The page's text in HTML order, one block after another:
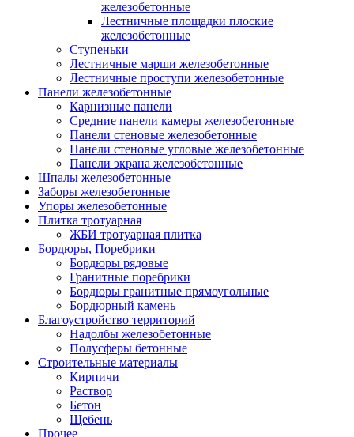
железобетонные
Лестничные площадки плоские
железобетонные
Ступеньки
Лестничные марши железобетонные
Лестничные проступи железобетонные
Панели железобетонные
Карнизные панели
Средние панели камеры железобетонные
Панели стеновые железобетонные
Панели стеновые угловые железобетонные
Панели экрана железобетонные
Шпалы железобетонные
Заборы железобетонные
Упоры железобетонные
Плитка тротуарная
ЖБИ тротуарная плитка
Бордюры, Поребрики
Бордюры рядовые
Гранитные поребрики
Бордюры гранитные прямоугольные
Бордюрный камень
Благоустройство территорий
Надолбы железобетонные
Полусферы бетонные
Строительные материалы
Кирпичи
Раствор
Бетон
Щебень
Прочее